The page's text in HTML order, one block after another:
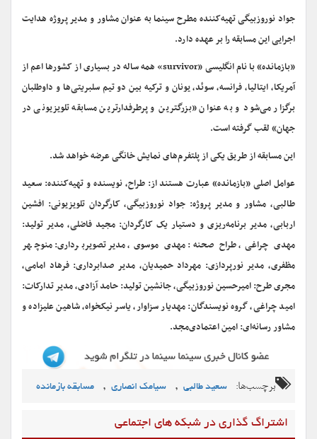
جواد نوروزبیگی تهیه‌کننده مطرح سینما به عنوان مشاور و مدیر پروژه هدایت
اجرایی این مسابقه را بر عهده دارد.
‌‎«بازمانده» با نام انگلیسی «survivor» همه ساله در بسیاری از کشورها اعم از
آمریکا، ایتالیا، فرانسه، سوئد، یونان و ترکیه بین دو تیم سلبریتی‌ها و داوطلبان
برگزار می‌شود و به عنوان «بزرگترین و پرطرفدارترین مسابقه تلویزیونی در
جهان» لقب گرفته است.
‌‎عوامل اصلی «بازمانده» عبارت هستند از: طراح، نویسنده و تهیه‌کننده: سعید
طالبی، مشاور و مدیر پروژه: جواد نوروزبیگی، کارگردان تلویزیونی: افشین
اربابی، مدیر برنامه‌ریزی و‌ دستیار یک‌ کارگردان: مجید فاضلی، مدیر تولید:
مهدی چراغی، طراح صحنه: مهدی موسوی، مدیر تصویربرداری: منوچهر
مظفری، مدیر نورپردازی: مهرداد حمیدیان، مدیر صدابرداری: فرهاد امامی،
مجری طرح: امیرحسین نوروزبیگی، جانشین تولید: حامد آزادی، مدیر تدارکات:
امید چراغی، گروه نویسندگان: مهدیار سزاوار، یاسر نیکخواه، شاهین علیزاده و
مشاور رسانه‌ای: امین اعتمادی‌مجد.
برچسب‌ها: سعید طالبی , سیامک انصاری , مسابقه بازمانده
اشتراگ گذاری در شبکه های اجتماعی